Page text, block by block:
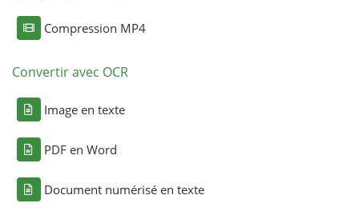
Compression MP4
Convertir avec OCR
Image en texte
PDF en Word
Document numérisé en texte